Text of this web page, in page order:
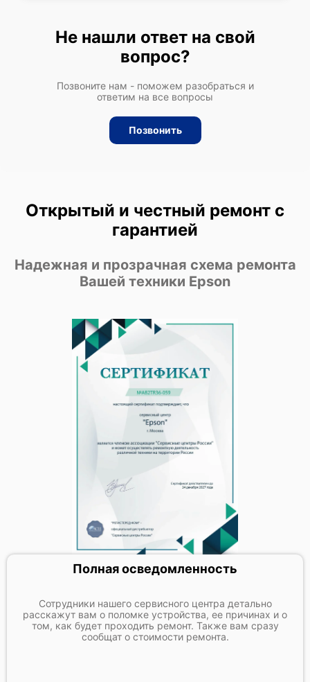
Не нашли ответ на свой
вопрос?
Позвоните нам - поможем разобраться и
ответим на все вопросы
Позвонить
Открытый и честный ремонт с
гарантией
Надежная и прозрачная схема ремонта
Вашей техники Epson
Полная осведомленность
Сотрудники нашего сервисного центра детально
расскажут вам о поломке устройства, ее причинах и о
том, как будет проходить ремонт. Также вам сразу
сообщат о стоимости ремонта.